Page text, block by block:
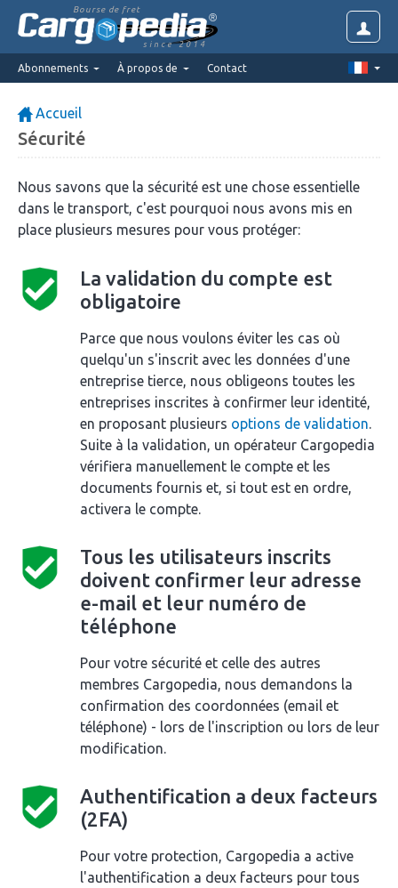
Bourse de fret
since 2014
Abonnements À propos de Contact
Accueil
Sécurité
Nous savons que la sécurité est une chose essentielle
dans le transport, c'est pourquoi nous avons mis en
place plusieurs mesures pour vous protéger:
La validation du compte est
obligatoire
Parce que nous voulons éviter les cas où
quelqu'un s'inscrit avec les données d'une
entreprise tierce, nous obligeons toutes les
entreprises inscrites à confirmer leur identité,
en proposant plusieurs options de validation
Suite à la validation, un opérateur Cargopedia
vérifiera manuellement le compte et les
documents fournis et, si tout est en ordre,
activera le compte.
Tous les utilisateurs inscrits
doivent confirmer leur adresse
e-mail et leur numéro de
téléphone
Pour votre sécurité et celle des autres
membres Cargopedia, nous demandons la
confirmation des coordonnées (email et
téléphone) - lors de l'inscription ou lors de leur
modification.
Authentification a deux facteurs
(2FA)
Pour votre protection, Cargopedia a active
l'authentification a deux facteurs pour tous